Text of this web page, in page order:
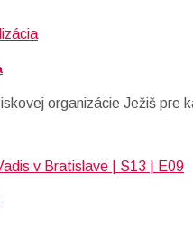
organizácie Ježiš